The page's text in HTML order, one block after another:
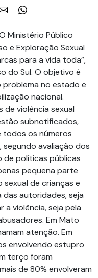
Ministério Público
e Exploração Sexual
para a vida toda”,
do Sul. O objetivo é
no estado e
nacional.
de violência sexual
subnotificados,
os números
segundo avaliação dos
de políticas públicas
pequena parte
de crianças e
autoridades, seja
a violência, seja pela
Em Mato
atenção. Em
envolvendo estupro
terço foram
de 80% envolveram